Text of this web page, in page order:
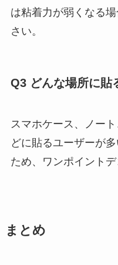
は粘着力が弱くなる
さい。
Q3 どんな場所に貼
スマホケース、ノー
どに貼るユーザーが
ため、ワンポイントデ
まとめ